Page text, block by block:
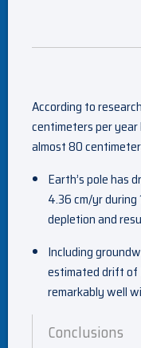
According to
centimeters per
almost 80
Earth’s pole has
4.36 cm/yr
depletion and
Including
estimated drift of
remarkably well
Conclusions